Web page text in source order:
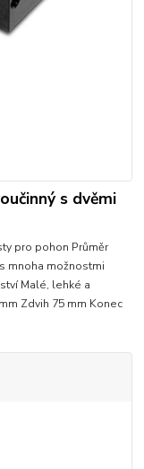
s dvěmi
pro pohon Průměr
mnoha možnostmi
Malé, lehké a
Zdvih 75 mm Konec